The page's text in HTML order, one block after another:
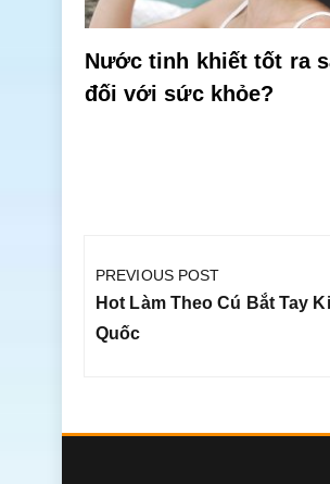
Nước tinh khiết tốt ra
đối với sức khỏe?
hướng
bài
viết
PREVIOUS POST
Previous
Post:
Hot Làm Theo Cú Bắt Tay
Quốc